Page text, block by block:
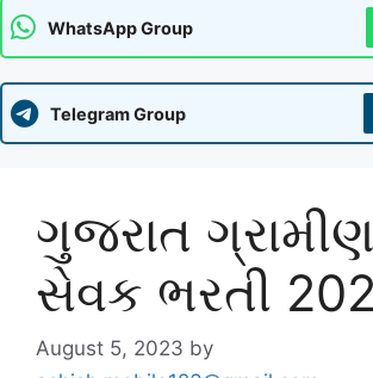
WhatsApp Group
Telegram Group
ગુજરાત
સેવક ભરતી
August 5, 2023 by